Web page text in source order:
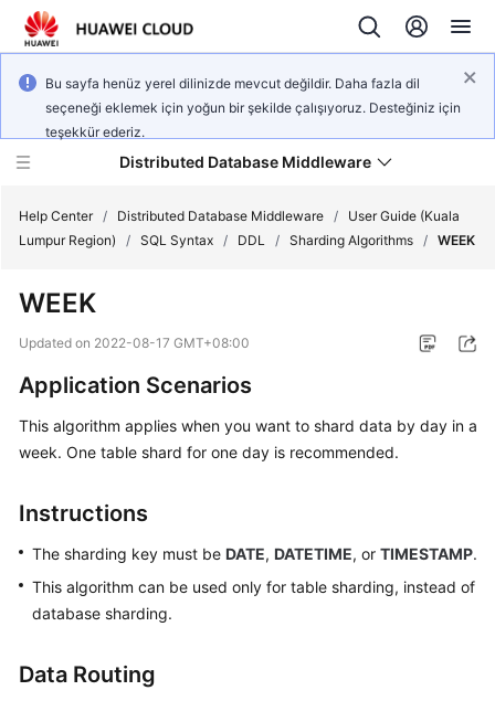
Bu sayfa henüz yerel dilinizde mevcut değildir. Daha fazla dil
seçeneği eklemek için yoğun bir şekilde çalışıyoruz. Desteğiniz için
teşekkür ederiz.
Distributed Database Middleware
New
Bulletin
Service
Overview
Billing
Getting
Started
Help Center / Distributed Database Middleware /
User Guide (Kuala
Lumpur Region)
/ SQL Syntax / DDL / Sharding Algorithms / WEEK
WEEK
Updated on 2022-08-17 GMT+08:00
Application Scenarios
This algorithm applies when you want to shard data by day in a
week. One table shard for one day is recommended.
Instructions
The sharding key must be DATE, DATETIME, or TIMESTAMP.
This algorithm can be used only for table sharding, instead of
database sharding.
Data Routing